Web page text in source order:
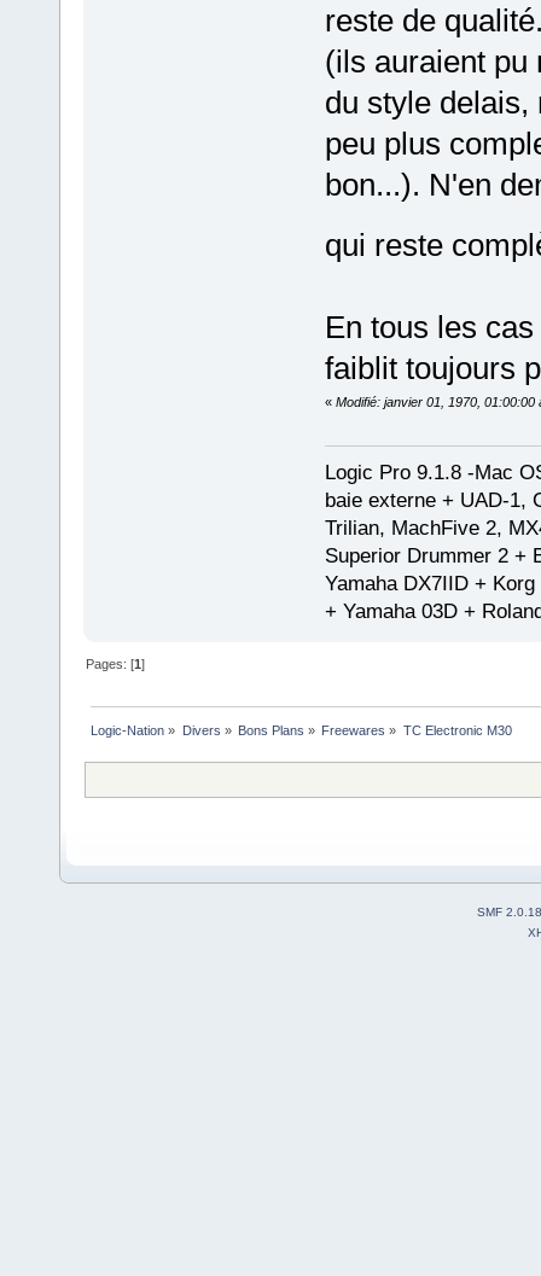
reste de
(ils auraient pu
du style delais,
peu plus
bon...). N'en
qui reste
En tous les
faiblit toujours
« Modifié: janvier 01, 1970, 01:00:00
Logic Pro 9.1.8 -Mac
baie externe + UAD-1,
Trilian, MachFive 2,
Superior Drummer 2 +
Yamaha DX7IID +
+ Yamaha 03D +
Pages: [1]
Logic-Nation » Divers » Bons Plans » Freewares » TC Electronic M30
SMF 2.0.18